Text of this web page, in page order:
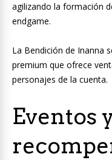
agilizando la formación
endgame.
La Bendición de Inanna
premium que ofrece
personajes de la cuenta.
Eventos